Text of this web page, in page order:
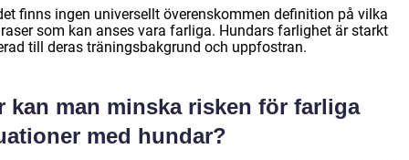
finns ingen universellt överenskommen definition på vilka
som kan anses vara farliga. Hundars farlighet är starkt
till deras träningsbakgrund och uppfostran.
kan man minska risken för farliga
med hundar?